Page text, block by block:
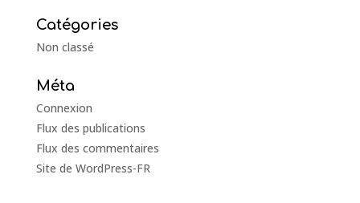
Catégories
Non classé
Méta
Connexion
Flux des publications
Flux des commentaires
Site de WordPress-FR